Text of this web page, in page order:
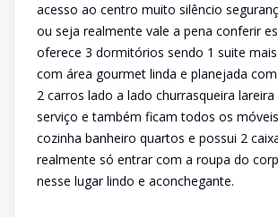
acesso ao centro muito silêncio
ou seja realmente vale a pena conferir
oferece 3 dormitórios sendo 1 suite
com área gourmet linda e planejada
2 carros lado a lado churrasqueira lareira
serviço e também ficam todos os
cozinha banheiro quartos e possui 2
realmente só entrar com a roupa do
nesse lugar lindo e aconchegante.